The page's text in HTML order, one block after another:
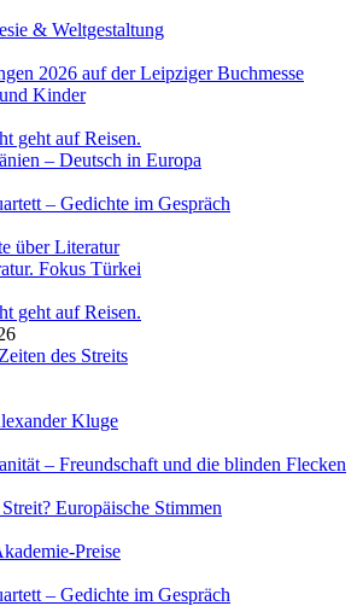
& Weltgestaltung
2026 auf der Leipziger Buchmesse
Kinder
geht auf Reisen.
– Deutsch in Europa
– Gedichte im Gespräch
über Literatur
Fokus Türkei
geht auf Reisen.
des Streits
Kluge
– Freundschaft und die blinden Flecken
Europäische Stimmen
Preise
– Gedichte im Gespräch